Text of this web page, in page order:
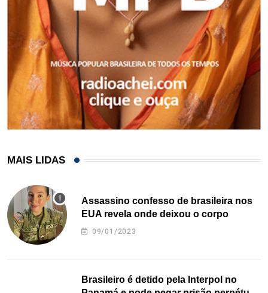
MAIS LIDAS
Assassino confesso de brasileira nos
EUA revela onde deixou o corpo
09/01/2023
Brasileiro é detido pela Interpol no